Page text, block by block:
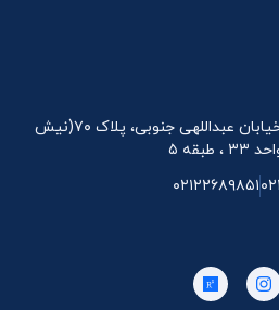
تهران، بلوار اندرزگو، نبش خیابان عبداللهی جنوبی، پلاک ۷۰(نیش
۵
۰۲۱۲۲۶۸۹۸۵۱